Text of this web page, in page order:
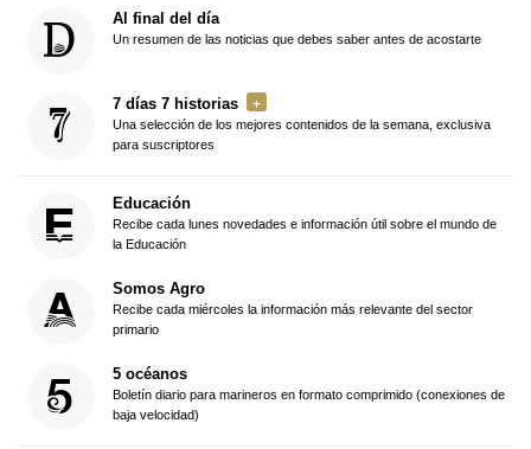
Al final del día
Un resumen de las noticias que debes saber antes de acostarte
7 días 7 historias
Una selección de los mejores contenidos de la semana, exclusiva
para suscriptores
Educación
Recibe cada lunes novedades e información útil sobre el mundo de
la Educación
Somos Agro
Recibe cada miércoles la información más relevante del sector
primario
5 océanos
Boletín diario para marineros en formato comprimido (conexiones de
baja velocidad)